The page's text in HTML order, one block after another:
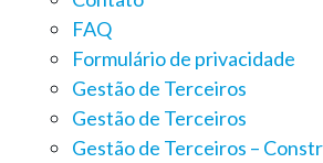
FAQ
Formulário de privacidade
Gestão de Terceiros
Gestão de Terceiros
Gestão de Terceiros –